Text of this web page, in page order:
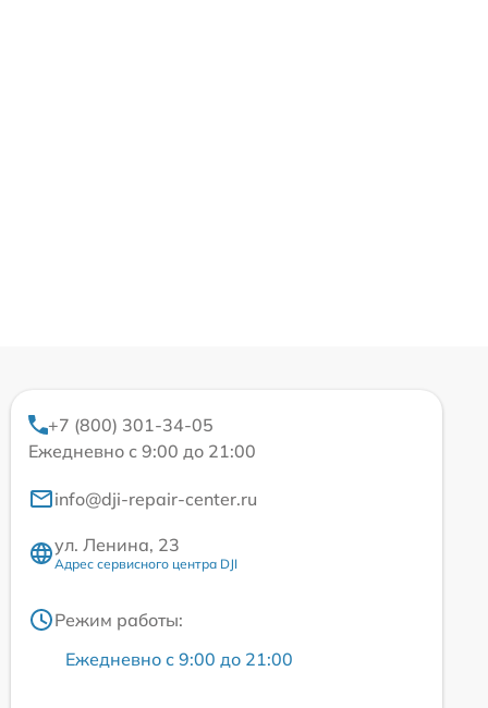
+7 (800) 301-34-05
Ежедневно с 9:00 до 21:00
info@dji-repair-center.ru
ул. Ленина, 23
Адрес сервисного центра DJI
Режим работы:
Ежедневно с 9:00 до 21:00